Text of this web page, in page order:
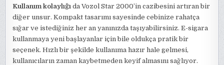
Kullanım kolaylığı da Vozol Star 2000’in cazibesini artıran bir
diğer unsur. Kompakt tasarımı sayesinde cebinize rahatça
sığar ve istediğiniz her an yanınızda taşıyabilirsiniz. E-sigara
kullanmaya yeni başlayanlar için bile oldukça pratik bir
seçenek. Hızlı bir şekilde kullanıma hazır hale gelmesi,
kullanıcıların zaman kaybetmeden keyif almasını sağlıyor.